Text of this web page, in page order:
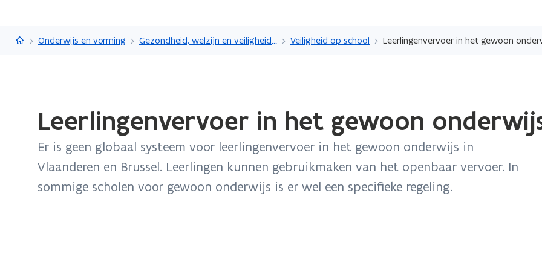
en
Vlaanderen.be
Onderwijs en vorming Gezondheid, welzijn en veiligheid op school Veiligheid op school Leerlingenvervoer in het gewoon
laden.
bevindt
Leerlingenvervoer in het gewoon
Er is geen globaal systeem voor leerlingenvervoer in het gewoon onderwijs in
Vlaanderen en Brussel. Leerlingen kunnen gebruikmaken van het openbaar vervoer. In
sommige scholen voor gewoon onderwijs is er wel een specifieke regeling.